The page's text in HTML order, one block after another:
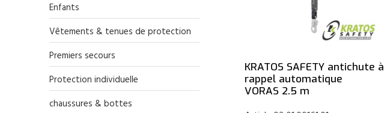
Enfants
Vêtements & tenues de protection
Premiers secours
Protection individuelle
chaussures & bottes
KRATOS SAFETY antichute à
rappel automatique
VORAS 2.5 m